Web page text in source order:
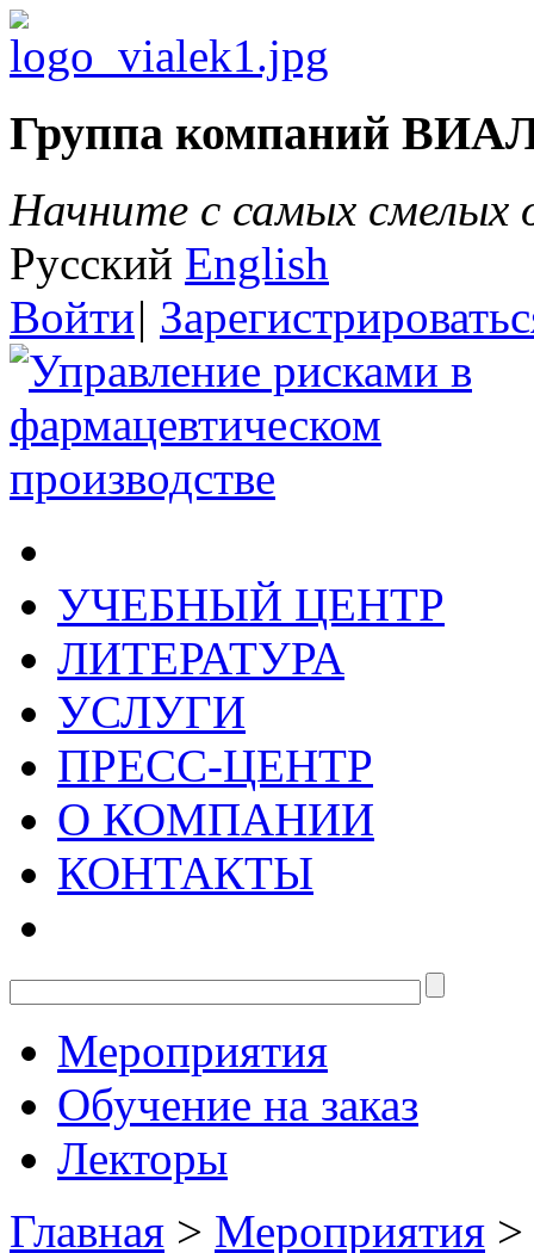
Группа компаний
Начните с самых
Русский English
Войти|
УЧЕБНЫЙ ЦЕНТР
ЛИТЕРАТУРА
УСЛУГИ
ПРЕСС-ЦЕНТР
О КОМПАНИИ
КОНТАКТЫ
Мероприятия
Обучение на заказ
Лекторы
Главная > Мероприятия